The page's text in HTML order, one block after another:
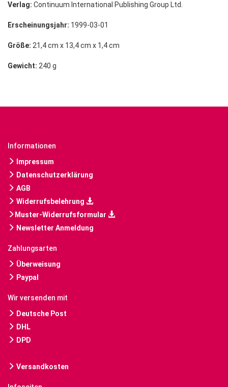
Verlag: Continuum International Publishing Group Ltd.
Erscheinungsjahr: 1999-03-01
Größe: 21,4 cm x 13,4 cm x 1,4 cm
Gewicht: 240 g
Informationen
Impressum
Datenschutzerklärung
AGB
Widerrufsbelehrung
Muster-Widerrufsformular
Newsletter Anmeldung
Zahlungsarten
Überweisung
Paypal
Wir versenden mit
Deutsche Post
DHL
DPD
Versandkosten